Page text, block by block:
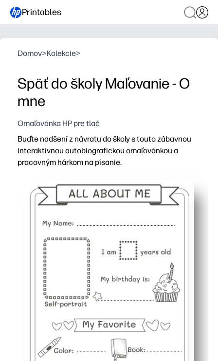
Printables
Domov>Kolekcie>
Späť do školy Maľovanie - O
mne
Omaľovánka HP pre tlač
Buďte nadšení z návratu do školy s touto zábavnou
interaktívnou autobiografickou omaľovánkou a
pracovným hárkom na písanie.
No-prep print-and-go - stačí stlačiť tlač a vaše dieťa
Zvyšuje sebavedomie - deti oslavujú to, kým sú, keď
Flexibilné použitie - skvelé pre aktivity prvého dňa,